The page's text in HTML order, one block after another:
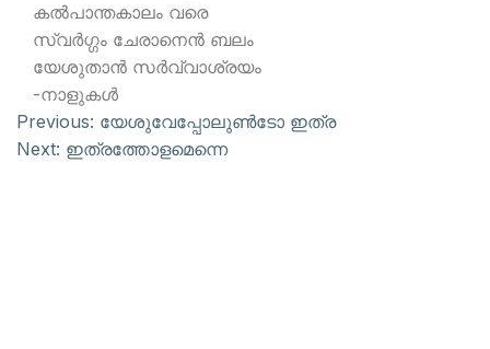
കല്‍പാന്തകാലം വരെ
സ്വര്‍ഗ്ഗം ചേരാനെന്‍ ബലം
യേശുതാന്‍ സര്‍വ്വാശ്രയം
-നാളുകള്‍
Previous: യേശുവേപ്പോലുണ്‍ടോ ഇത്ര
Next: ഇത്രത്തോളമെന്നെ